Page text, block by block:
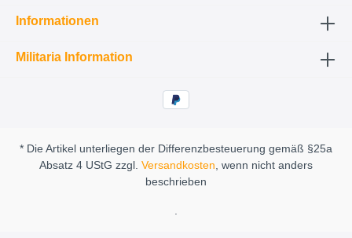
Informationen
Militaria Information
* Die Artikel unterliegen der Differenzbesteuerung gemäß §25a
Absatz 4 UStG zzgl. Versandkosten, wenn nicht anders
beschrieben
.